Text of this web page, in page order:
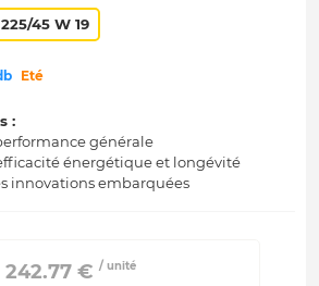
225/45 W 19
Eté
:
générale
énergétique et longévité
innovations embarquées
242.77 € / unité